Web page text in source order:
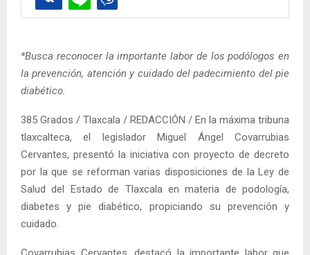
*Busca reconocer la importante labor de los podólogos en
la prevención, atención y cuidado del padecimiento del pie
diabético.
385 Grados / Tlaxcala / REDACCIÓN / En la máxima tribuna
tlaxcalteca, el legislador Miguel Ángel Covarrubias
Cervantes, presentó la iniciativa con proyecto de decreto
por la que se reforman varias disposiciones de la Ley de
Salud del Estado de Tlaxcala en materia de podología,
diabetes y pie diabético, propiciando su prevención y
cuidado.